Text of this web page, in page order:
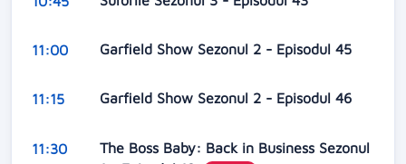
11:00 Garfield Show Sezonul 2 - Episodul 45
11:15 Garfield Show Sezonul 2 - Episodul 46
11:30
The Boss Baby: Back in Business Sezonul